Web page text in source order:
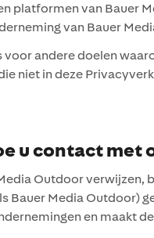
van Bauer
van Bauer
andere doelen
niet in deze
u contact met
Outdoor
Media Outdoor)
en maakt